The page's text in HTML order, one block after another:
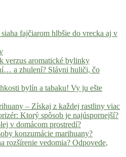
fajčiarom hlbšie do vrecka aj v
verzus aromatické bylinky
a zhulení? Slávni huliči, čo
bylín a tabaku! Vy ju ešte
– Získaj z každej rastliny viac
Ktorý spôsob je najúspornejší?
v domácom prostredí?
konzumácie marihuany?
rozšírenie vedomia? Odpovede,